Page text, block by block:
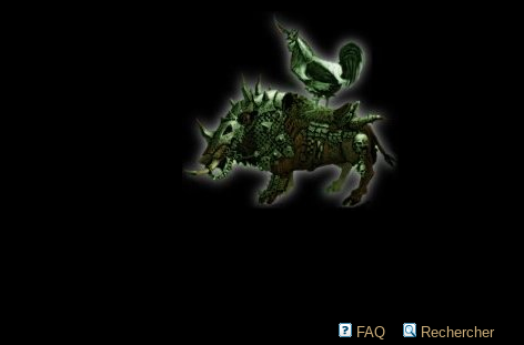
FAQ Rechercher